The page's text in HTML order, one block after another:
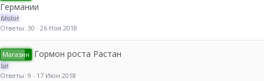
Германии
Molot
Ответы 30 26 Ноя 2018
Магазин Гормон роста Растан
lat
Ответы 9 17 Июн 2018